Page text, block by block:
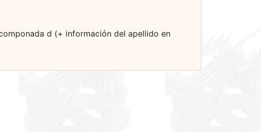
d (+ información del apellido en